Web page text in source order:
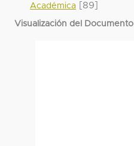
Académica [89]
Visualización del Documento